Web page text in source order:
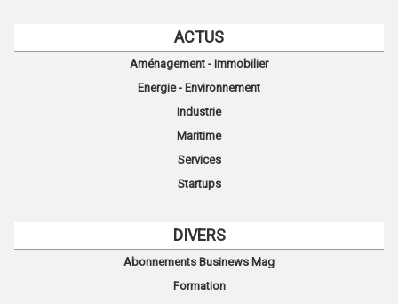
ACTUS
Aménagement - Immobilier
Energie - Environnement
Industrie
Maritime
Services
Startups
DIVERS
Abonnements Businews Mag
Formation